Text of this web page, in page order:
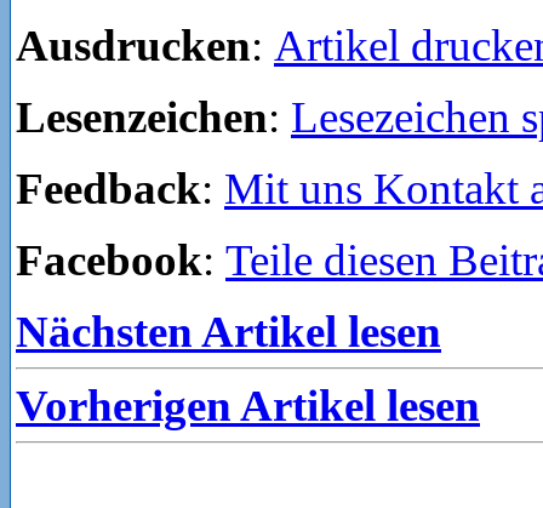
Ausdrucken: Artikel
Lesenzeichen: Lesezeichen
Feedback: Mit uns Kontakt
Facebook: Teile diesen
Nächsten Artikel lesen
Vorherigen Artikel lesen